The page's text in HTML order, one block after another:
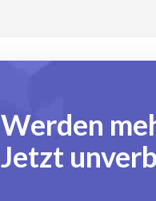
Werden
Jetzt